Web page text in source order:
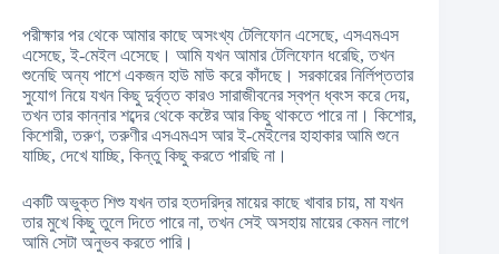
পরীক্ষার পর থেকে আমার কাছে অসংখ্য টেলিফোন এসেছে, এসএমএস
এসেছে, ই-মেইল এসেছে। আমি যখন আমার টেলিফোন ধরেছি, তখন
শুনেছি অন্য পাশে একজন হাউ মাউ করে কাঁদছে। সরকারের নির্লিপ্ততার
সুযোগ নিয়ে যখন কিছু দুর্বৃত্ত কারও সারাজীবনের স্বপ্ন ধ্বংস করে দেয়,
তখন তার কান্নার শব্দের থেকে কষ্টের আর কিছু থাকতে পারে না। কিশোর,
কিশোরী, তরুণ, তরুণীর এসএমএস আর ই-মেইলের হাহাকার আমি শুনে
যাচ্ছি, দেখে যাচ্ছি, কিন্তু কিছু করতে পারছি না।
একটি অভুক্ত শিশু যখন তার হতদরিদ্র মায়ের কাছে খাবার চায়, মা যখন
তার মুখে কিছু তুলে দিতে পারে না, তখন সেই অসহায় মায়ের কেমন লাগে
আমি সেটা অনুভব করতে পারি।